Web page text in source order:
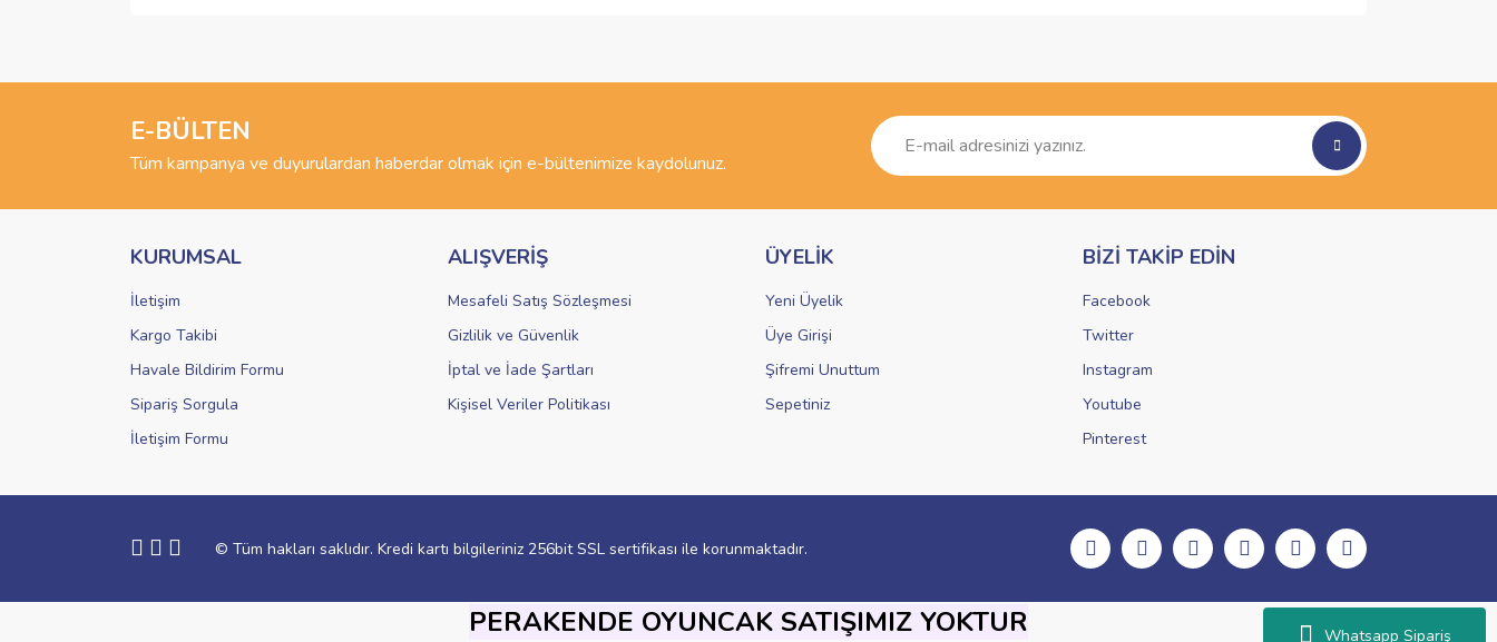
Whatsapp Sipariş
Ürün resmi kalitesiz, bozuk veya görüntülenemiyor.
Bu ürüne benzer farklı alternatifler olmalı.
E-BÜLTEN
Tüm kampanya ve duyurulardan haberdar olmak için e-bültenimize kaydolunuz.
KURUMSAL
İletişim
Kargo Takibi
Havale Bildirim Formu
Sipariş Sorgula
İletişim Formu
ALIŞVERİŞ
Mesafeli Satış Sözleşmesi
Gizlilik ve Güvenlik
İptal ve İade Şartları
Kişisel Veriler Politikası
ÜYELİK
Yeni Üyelik
Üye Girişi
Şifremi Unuttum
Sepetiniz
BİZİ TAKİP EDİN
Facebook
Twitter
Instagram
Youtube
Pinterest
© Tüm hakları saklıdır. Kredi kartı bilgileriniz 256bit SSL sertifikası ile korunmaktadır.
PERAKENDE OYUNCAK SATIŞIMIZ YOKTUR